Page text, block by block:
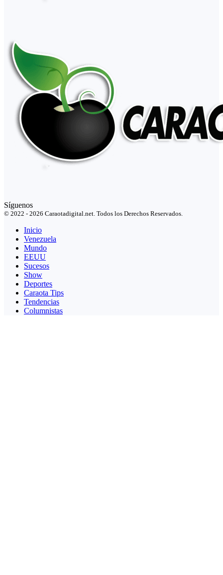
Síguenos
© 2022 - 2026 Caraotadigital.net. Todos los Derechos Reservados.
Inicio
Venezuela
Mundo
EEUU
Sucesos
Show
Deportes
Caraota Tips
Tendencias
Columnistas